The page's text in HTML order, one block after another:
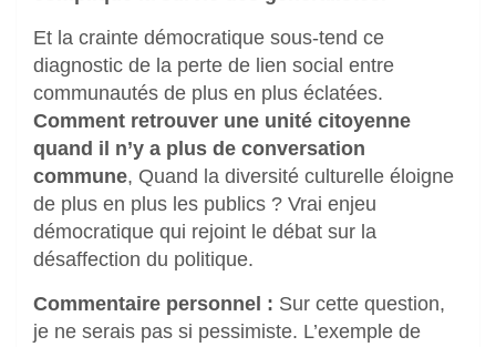
Et la crainte démocratique sous-tend ce
diagnostic de la perte de lien social entre
communautés de plus en plus éclatées.
Comment retrouver une unité citoyenne
quand il n’y a plus de conversation
commune, Quand la diversité culturelle éloigne
de plus en plus les publics ? Vrai enjeu
démocratique qui rejoint le débat sur la
désaffection du politique.
Commentaire personnel : Sur cette question,
je ne serais pas si pessimiste. L’exemple de